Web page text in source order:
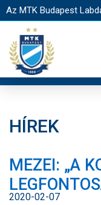
Az MTK Budapest
HÍREK
MEZEI: „A
2020-02-07